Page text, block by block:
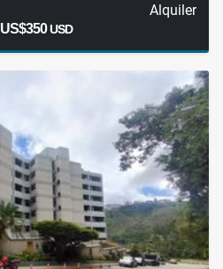
Alquiler
US$350USD